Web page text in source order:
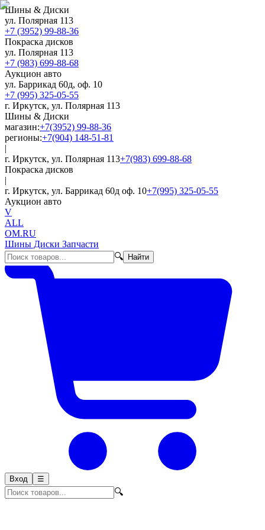
Шины & Диски
ул. Полярная 113
+7 (3952) 99-88-36
Покраска дисков
ул. Полярная 113
+7 (983) 699-88-68
Аукцион авто
ул. Баррикад 60д, оф. 10
+7 (995) 325-05-55
г. Иркутск, ул. Полярная 113
Шины & Диски
магазин:+7(3952) 99-88-36
регионы:+7(904) 148-51-81
|
г. Иркутск, ул. Полярная 113+7(983) 699-88-68
Покраска дисков
|
г. Иркутск, ул. Баррикад 60д оф. 10+7(995) 325-05-55
Аукцион авто
V
ALL
OM.RU
Шины Диски Запчасти
🔍
Найти
Вход ☰
🔍